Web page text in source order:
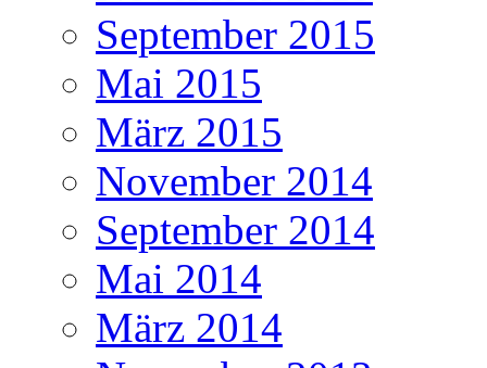
September 2015
Mai 2015
März 2015
November 2014
September 2014
Mai 2014
März 2014